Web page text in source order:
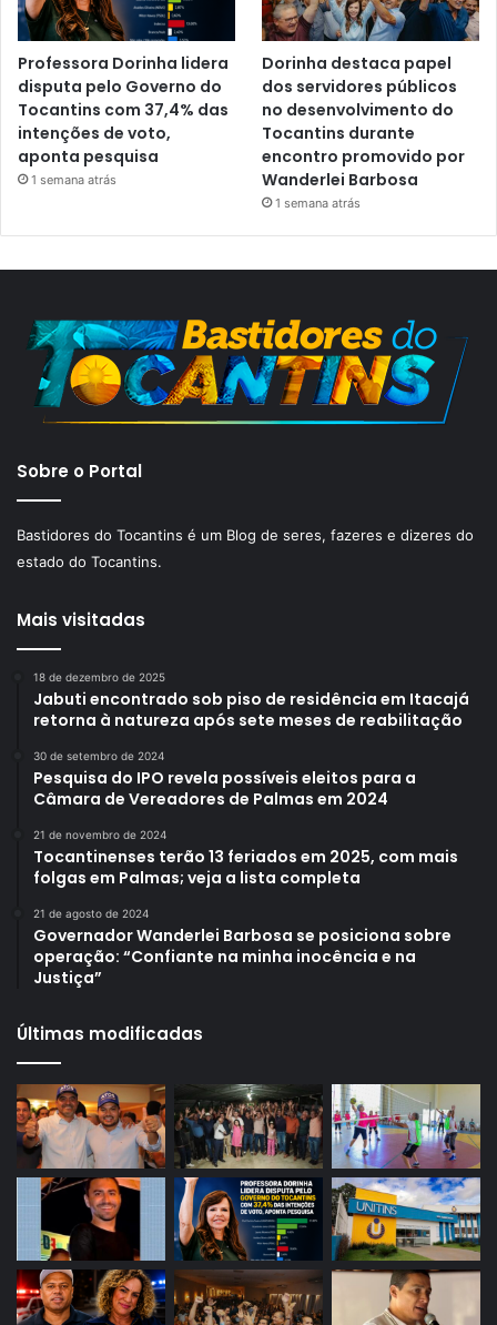
Professora Dorinha lidera
disputa pelo Governo do
Tocantins com 37,4% das
intenções de voto,
aponta pesquisa
1 semana atrás
Dorinha destaca papel
dos servidores públicos
no desenvolvimento do
Tocantins durante
encontro promovido por
Wanderlei Barbosa
1 semana atrás
Sobre o Portal
Bastidores do Tocantins é um Blog de seres, fazeres e dizeres do
estado do Tocantins.
Mais visitadas
18 de dezembro de 2025
Jabuti encontrado sob piso de residência em Itacajá
retorna à natureza após sete meses de reabilitação
30 de setembro de 2024
Pesquisa do IPO revela possíveis eleitos para a
Câmara de Vereadores de Palmas em 2024
21 de novembro de 2024
Tocantinenses terão 13 feriados em 2025, com mais
folgas em Palmas; veja a lista completa
21 de agosto de 2024
Governador Wanderlei Barbosa se posiciona sobre
operação: “Confiante na minha inocência e na
Justiça”
Últimas modificadas